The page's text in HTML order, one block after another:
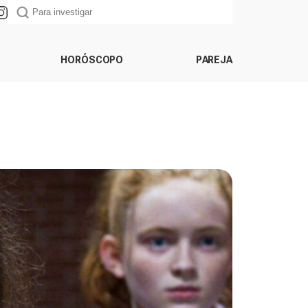
HORÓSCOPO PAREJA